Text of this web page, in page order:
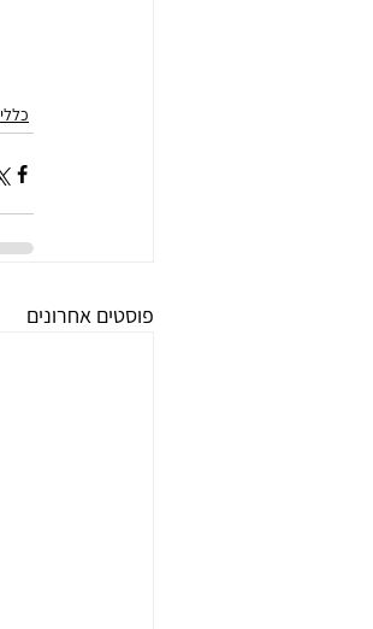
כללי
פוסטים אחרונים